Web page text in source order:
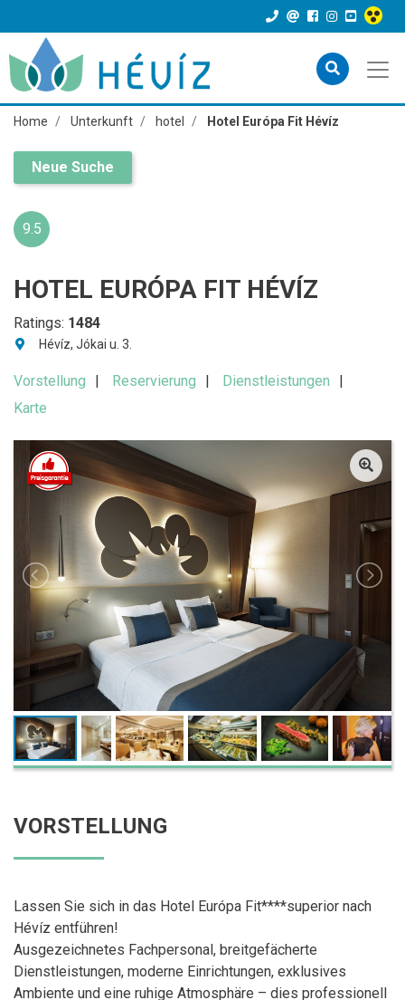
Home Unterkunft hotel Hotel Európa Fit Hévíz
Neue Suche
9.5
HOTEL EURÓPA FIT HÉVÍZ
Ratings: 1484
Hévíz, Jókai u. 3.
Vorstellung Reservierung
Dienstleistungen
Karte
VORSTELLUNG
Lassen Sie sich in das Hotel Európa Fit****superior nach
Hévíz entführen!
Ausgezeichnetes Fachpersonal, breitgefächerte
Dienstleistungen, moderne Einrichtungen, exklusives
Ambiente und eine ruhige Atmosphäre – dies professionell